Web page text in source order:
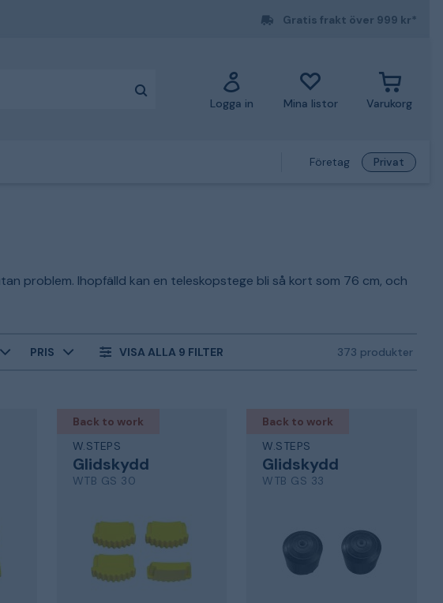
Gratis frakt över 999 kr*
Logga in Mina listor Varukorg
Företag Privat
problem. Ihopfälld kan en teleskopstege bli så kort som 76 cm, och
PRIS VISA ALLA 9 FILTER 373 produkter
Back to work
W.STEPS
Glidskydd
WTB GS 30
Back to work
W.STEPS
Glidskydd
WTB GS 33